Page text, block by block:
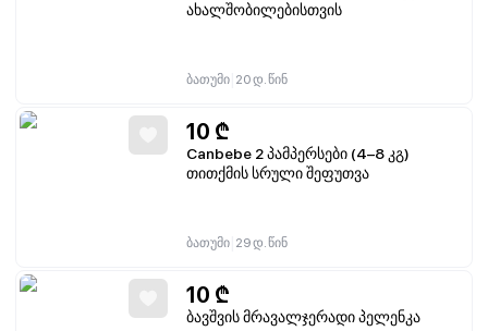
ახალშობილებისთვის
ბათუმი 20 დ. წინ
10 ₾
Canbebe 2 პამპერსები (4–8 კგ)
თითქმის სრული შეფუთვა
ბათუმი 29 დ. წინ
10 ₾
ბავშვის მრავალჯერადი პელენკა